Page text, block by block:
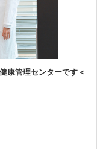
康管理センターです＜